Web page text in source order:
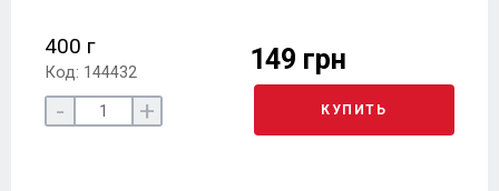
400 г
Код: 144432 149 грн
- + КУПИТЬ